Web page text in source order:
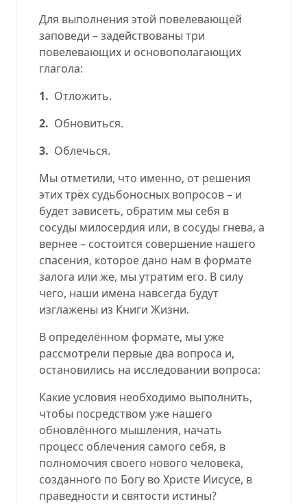
Для выполнения этой повелевающей
заповеди – задействованы три
повелевающих и основополагающих
глагола:
1. Отложить.
2. Обновиться.
3. Облечься.
Мы отметили, что именно, от решения
этих трёх судьбоносных вопросов – и
будет зависеть, обратим мы себя в
сосуды милосердия или, в сосуды гнева, а
вернее – состоится совершение нашего
спасения, которое дано нам в формате
залога или же, мы утратим его. В силу
чего, наши имена навсегда будут
изглажены из Книги Жизни.
В определённом формате, мы уже
рассмотрели первые два вопроса и,
остановились на исследовании вопроса:
Какие условия необходимо выполнить,
чтобы посредством уже нашего
обновлённого мышления, начать
процесс облечения самого себя, в
полномочия своего нового человека,
созданного по Богу во Христе Иисусе, в
праведности и святости истины?